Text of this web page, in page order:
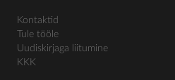
Kontaktid
Tule tööle
Uudiskirjaga liitumine
KKK